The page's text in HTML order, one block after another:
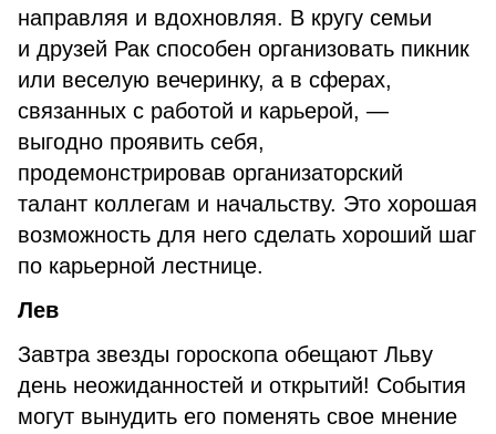
направляя и вдохновляя. В кругу семьи
и друзей Рак способен организовать пикник
или веселую вечеринку, а в сферах,
связанных с работой и карьерой, —
выгодно проявить себя,
продемонстрировав организаторский
талант коллегам и начальству. Это хорошая
возможность для него сделать хороший шаг
по карьерной лестнице.
Лев
Завтра звезды гороскопа обещают Льву
день неожиданностей и открытий! События
могут вынудить его поменять свое мнение